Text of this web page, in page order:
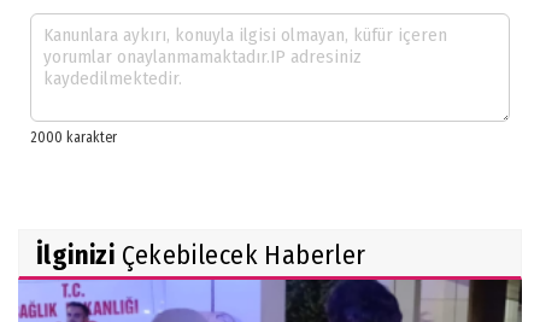
İlginizi Çekebilecek Haberler